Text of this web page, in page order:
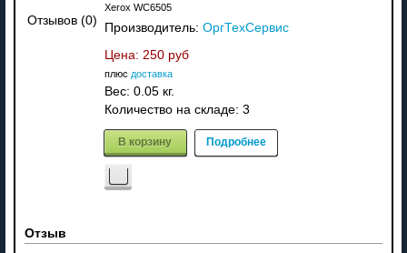
Отзывов (0)
Xerox WC6505
Производитель: ОргТехСервис
Цена: 250 руб
плюс доставка
Вес: 0.05 кг.
Количество на складе: 3
В корзину Подробнее
Отзыв